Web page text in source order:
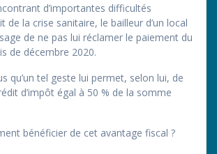
d’importantes difficultés
de la crise sanitaire, le bailleur d’un local
de ne pas lui réclamer le paiement du
de décembre 2020.
qu’un tel geste lui permet, selon lui, de
d’impôt égal à 50 % de la somme
bénéficier de cet avantage fiscal ?